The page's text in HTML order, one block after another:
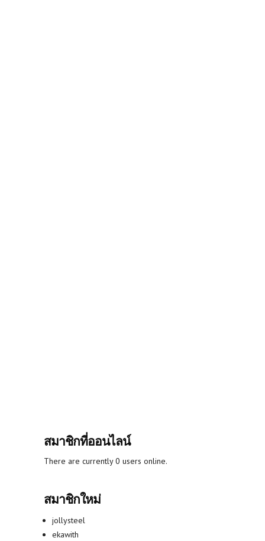
สมาชิกที่ออนไลน์
There are currently 0 users online.
สมาชิกใหม่
jollysteel
ekawith